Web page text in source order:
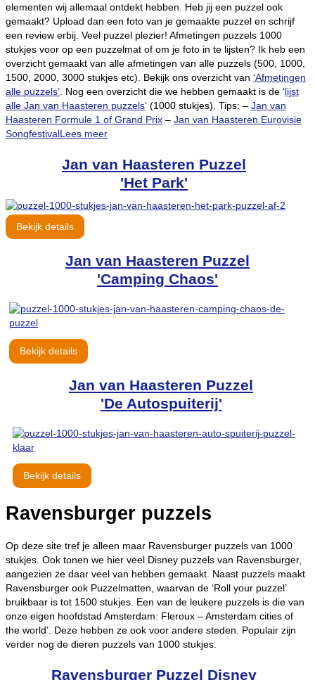
elementen wij allemaal ontdekt hebben. Heb jij een puzzel ook
gemaakt? Upload dan een foto van je gemaakte puzzel en schrijf
een review erbij. Veel puzzel plezier! Afmetingen puzzels 1000
stukjes voor op een puzzelmat of om je foto in te lijsten? Ik heb een
overzicht gemaakt van alle afmetingen van alle puzzels (500, 1000,
1500, 2000, 3000 stukjes etc). Bekijk ons overzicht van ‘Afmetingen
alle puzzels’. Nog een overzicht die we hebben gemaakt is de ‘ lijst
alle Jan van Haasteren puzzels‘ (1000 stukjes). Tips: – Jan van
Haasteren Formule 1 of Grand Prix – Jan van Haasteren Eurovisie
Songfestival Lees meer
Jan van Haasteren Puzzel
'Het Park'
Bekijk details
Jan van Haasteren Puzzel
'Camping Chaos'
Bekijk details
Jan van Haasteren Puzzel
'De Autospuiterij'
Bekijk details
Ravensburger puzzels
Op deze site tref je alleen maar Ravensburger puzzels van 1000
stukjes. Ook tonen we hier veel Disney puzzels van Ravensburger,
aangezien ze daar veel van hebben gemaakt. Naast puzzels maakt
Ravensburger ook Puzzelmatten, waarvan de ‘Roll your puzzel’
bruikbaar is tot 1500 stukjes. Een van de leukere puzzels is die van
onze eigen hoofdstad Amsterdam: Fleroux – Amsterdam cities of
the world’. Deze hebben ze ook voor andere steden. Populair zijn
verder nog de dieren puzzels van 1000 stukjes.
Ravensburger Puzzel Disney